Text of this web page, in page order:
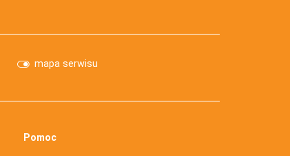
mapa serwisu
Pomoc